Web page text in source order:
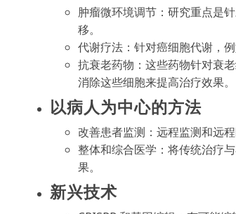
肿瘤微环境调节：研究重点是
移。
代谢疗法：针对癌细胞代谢，
抗衰老药物：这些药物针对衰
消除这些细胞来提高治疗效果。
以病人为中心的方法
改善患者监测：远程监测和远
整体和综合医学：将传统治疗
果。
新兴技术